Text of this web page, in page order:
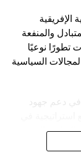
التحول، يبدو
الشامل،
ركائز
الإفريقية
والمنفعة
تطورًا نوعيًا
السياسية
دعم جهود
إلى
نموًا